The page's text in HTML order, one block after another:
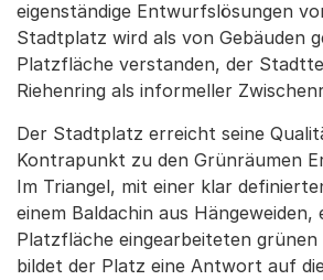
eigenständige Entwurfslösungen
Stadtplatz wird als von Gebäuden
Platzfläche verstanden, der
Riehenring als informeller
Der Stadtplatz erreicht seine
Kontrapunkt zu den Grünräumen
Im Triangel, mit einer klar
einem Baldachin aus Hängeweiden,
Platzfläche eingearbeiteten
bildet der Platz eine Antwort auf